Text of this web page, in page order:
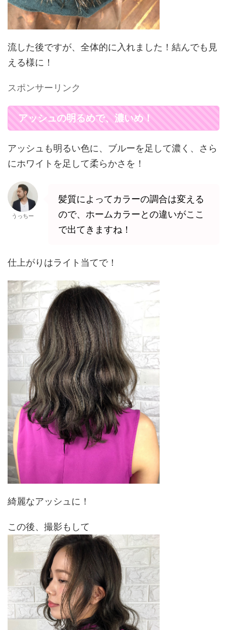
流した後ですが、全体的に入れました！結んでも見
える様に！
スポンサーリンク
アッシュの明るめで、濃いめ！
アッシュも明るい色に、ブルーを足して濃く、さら
にホワイトを足して柔らかさを！
うっちー
髪質によってカラーの調合は変える
ので、ホームカラーとの違いがここ
で出てきますね！
仕上がりはライト当てで！
綺麗なアッシュに！
この後、撮影もして